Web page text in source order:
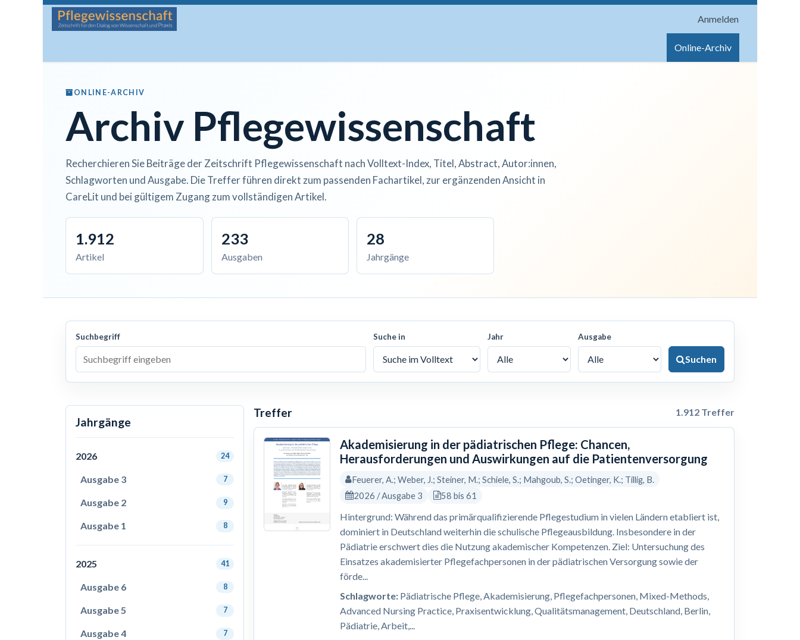
Zum Inhalt springen
Anmelden
Online-Archiv
ONLINE-ARCHIV
Archiv Pflegewissenschaft
Recherchieren Sie Beiträge der Zeitschrift Pflegewissenschaft nach Volltext-Index, Titel, Abstract, Autor:innen,
Schlagworten und Ausgabe. Die Treffer führen direkt zum passenden Fachartikel, zur ergänzenden Ansicht in
CareLit und bei gültigem Zugang zum vollständigen Artikel.
1.912
Artikel
233
Ausgaben
28
Jahrgänge
Suchbegriff Suche in Jahr Ausgabe
Suchen
Jahrgänge
2026 24
Ausgabe 3 7
Ausgabe 2 9
Ausgabe 1 8
2025 41
Ausgabe 6 8
Ausgabe 5 7
Ausgabe 4 7
Treffer 1.912 Treffer
Akademisierung in der pädiatrischen Pflege: Chancen,
Herausforderungen und Auswirkungen auf die Patientenversorgung
Feuerer, A.; Weber, J.; Steiner, M.; Schiele, S.; Mahgoub, S.; Oetinger, K.; Tillig, B.
2026 / Ausgabe 3
58 bis 61
Hintergrund: Während das primärqualifizierende Pflegestudium in vielen Ländern etabliert ist,
dominiert in Deutschland weiterhin die schulische Pflegeausbildung. Insbesondere in der
Pädiatrie erschwert dies die Nutzung akademischer Kompetenzen. Ziel: Untersuchung des
Einsatzes akademisierter Pflegefachpersonen in der pädiatrischen Versorgung sowie der
förde...
Schlagworte: Pädiatrische Pflege, Akademisierung, Pflegefachpersonen, Mixed-Methods,
Advanced Nursing Practice, Praxisentwicklung, Qualitätsmanagement, Deutschland, Berlin,
Pädiatrie, Arbeit,...